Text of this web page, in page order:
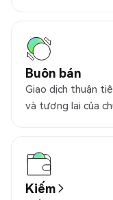
Buôn bán
Giao dịch thuận
và tương lai của
Kiếm